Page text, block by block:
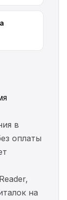
в
оплаты
на